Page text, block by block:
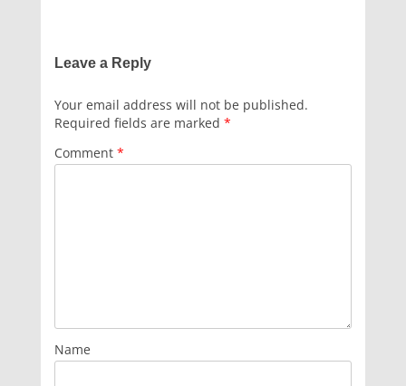
Leave a Reply
Your email address will not be published.
Required fields are marked *
Comment *
Name